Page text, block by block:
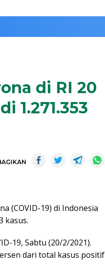
di RI 20
1.271.353
(COVID-19) di Indonesia
kasus.
19, Sabtu (20/2/2021).
dari total kasus positif